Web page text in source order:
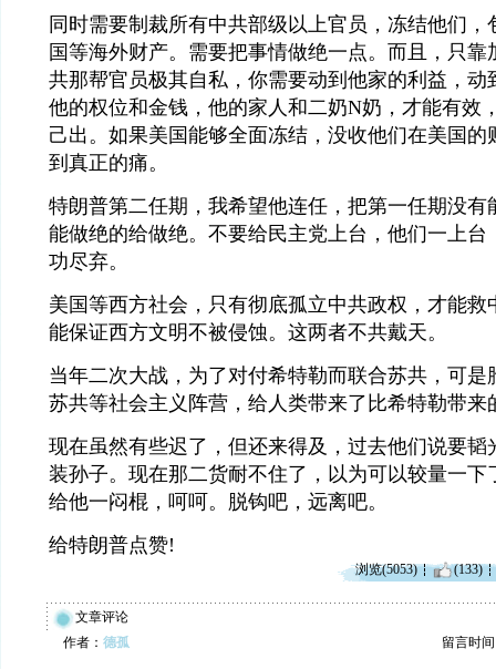
同时需要制裁所有中共部级以上官员，冻结他们
国等海外财产。需要把事情做绝一点。而且，只
共那帮官员极其自私，你需要动到他家的利益，动
他的权位和金钱，他的家人和二奶N奶，才能有效
己出。如果美国能够全面冻结，没收他们在美国的
到真正的痛。
特朗普第二任期，我希望他连任，把第一任期没有
能做绝的给做绝。不要给民主党上台，他们一上台
功尽弃。
美国等西方社会，只有彻底孤立中共政权，才能救
能保证西方文明不被侵蚀。这两者不共戴天。
当年二次大战，为了对付希特勒而联合苏共，可是
苏共等社会主义阵营，给人类带来了比希特勒带来
现在虽然有些迟了，但还来得及，过去他们说要韬
装孙子。现在那二货耐不住了，以为可以较量一下
给他一闷棍，呵呵。脱钩吧，远离吧。
给特朗普点赞!
浏览(5053) (133)
文章评论
作者： 德孤 留言时间